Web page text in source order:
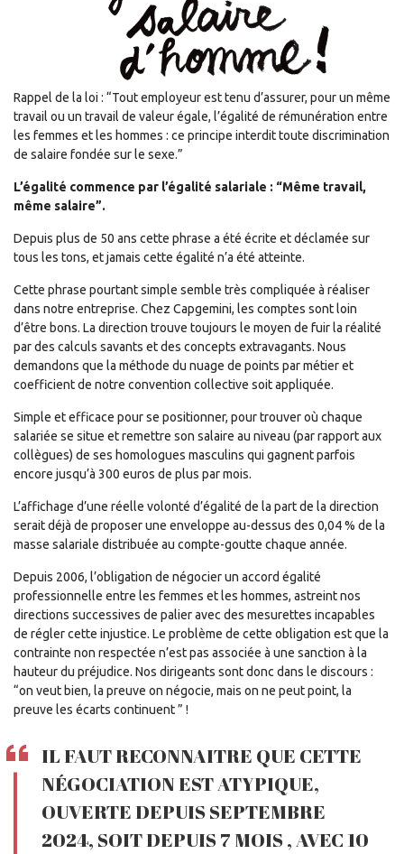
Rappel de la loi : “Tout employeur est tenu d’assurer, pour un même
travail ou un travail de valeur égale, l’égalité de rémunération entre
les femmes et les hommes : ce principe interdit toute discrimination
de salaire fondée sur le sexe.”
L’égalité commence par l’égalité salariale : “Même travail,
même salaire”.
Depuis plus de 50 ans cette phrase a été écrite et déclamée sur
tous les tons, et jamais cette égalité n’a été atteinte.
Cette phrase pourtant simple semble très compliquée à réaliser
dans notre entreprise. Chez Capgemini, les comptes sont loin
d’être bons. La direction trouve toujours le moyen de fuir la réalité
par des calculs savants et des concepts extravagants. Nous
demandons que la méthode du nuage de points par métier et
coefficient de notre convention collective soit appliquée.
Simple et efficace pour se positionner, pour trouver où chaque
salariée se situe et remettre son salaire au niveau (par rapport aux
collègues) de ses homologues masculins qui gagnent parfois
encore jusqu’à 300 euros de plus par mois.
L’affichage d’une réelle volonté d’égalité de la part de la direction
serait déjà de proposer une enveloppe au-dessus des 0,04 % de la
masse salariale distribuée au compte-goutte chaque année.
Depuis 2006, l’obligation de négocier un accord égalité
professionnelle entre les femmes et les hommes, astreint nos
directions successives de palier avec des mesurettes incapables
de régler cette injustice. Le problème de cette obligation est que la
contrainte non respectée n’est pas associée à une sanction à la
hauteur du préjudice. Nos dirigeants sont donc dans le discours :
“on veut bien, la preuve on négocie, mais on ne peut point, la
preuve les écarts continuent ” !
IL FAUT RECONNAITRE QUE CETTE
NÉGOCIATION EST ATYPIQUE,
OUVERTE DEPUIS SEPTEMBRE
2024, SOIT DEPUIS 7 MOIS , AVEC 10